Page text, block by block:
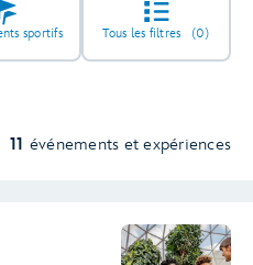
sportifs Tous les filtres (0)
11 événements et expériences